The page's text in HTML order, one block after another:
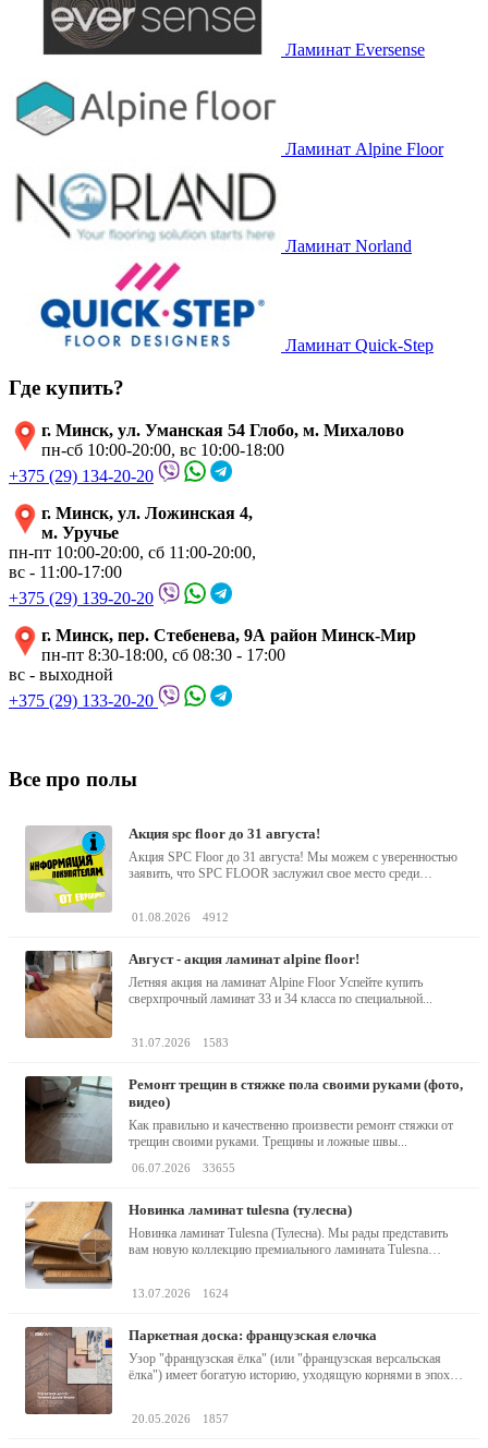
Ламинат Eversense
Ламинат Alpine Floor
Ламинат Norland
Ламинат Quick-Step
Где купить?
г. Минск, ул. Уманская 54 Глобо, м. Михалово
пн-сб 10:00-20:00, вс 10:00-18:00
+375 (29) 134-20-20
г. Минск, ул. Ложинская 4,
м. Уручье
пн-пт 10:00-20:00, сб 11:00-20:00,
вс - 11:00-17:00
+375 (29) 139-20-20
г. Минск, пер. Стебенева, 9А район Минск-Мир
пн-пт 8:30-18:00, сб 08:30 - 17:00
вс - выходной
+375 (29) 133-20-20
Все про полы
акция spc floor до 31 августа!
Акция SPC Floor до 31 августа! Мы можем с уверенностью
заявить, что SPC FLOOR заслужил свое место среди
01.08.2026 4912
август - акция ламинат alpine floor!
Летняя акция на ламинат Alpine Floor Успейте купить
сверхпрочный ламинат 33 и 34 класса по специальной...
31.07.2026 1583
ремонт трещин в стяжке пола своими руками (фото,
видео)
Как правильно и качественно произвести ремонт стяжки от
трещин своими руками. Трещины и ложные швы...
06.07.2026 33655
новинка ламинат tulesna (тулесна)
Новинка ламинат Tulesna (Тулесна). Мы рады представить
вам новую коллекцию премиального ламината Tulesna
13.07.2026 1624
паркетная доска: французская елочка
Узор "французская ёлка" (или "французская версальская
ёлка") имеет богатую историю, уходящую корнями в эпоху
20.05.2026 1857